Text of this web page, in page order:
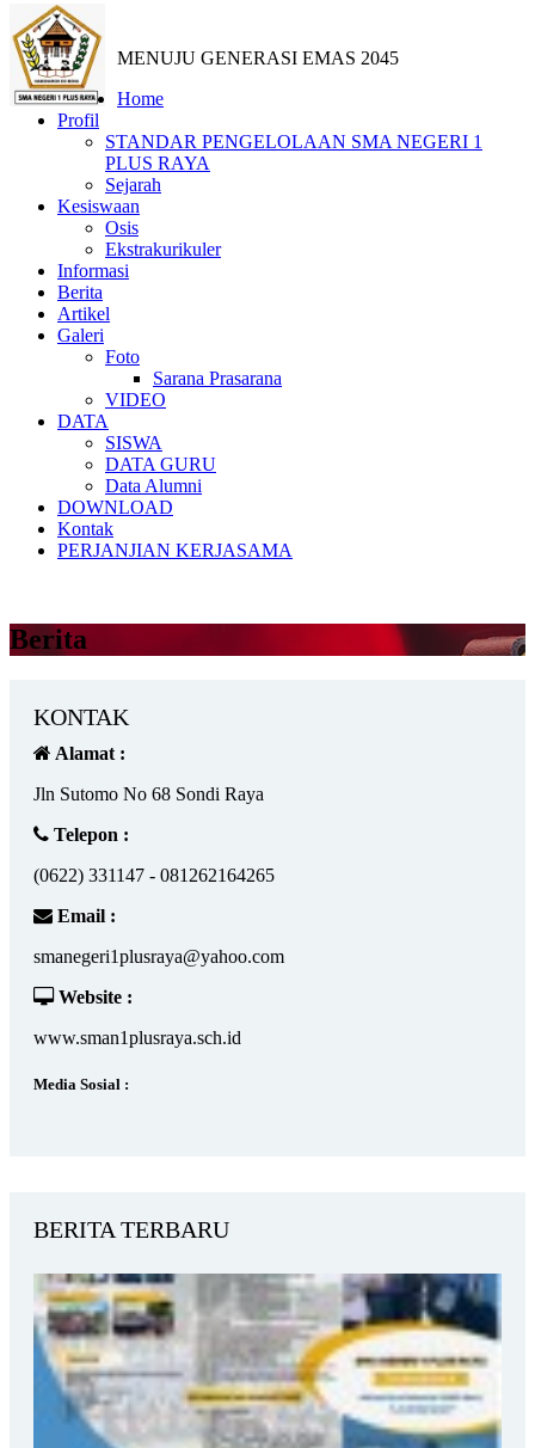
MENUJU GENERASI EMAS 2045
Home
Profil
STANDAR PENGELOLAAN SMA NEGERI 1
PLUS RAYA
Sejarah
Kesiswaan
Osis
Ekstrakurikuler
Informasi
Berita
Artikel
Galeri
Foto
Sarana Prasarana
VIDEO
DATA
SISWA
DATA GURU
Data Alumni
DOWNLOAD
Kontak
PERJANJIAN KERJASAMA
Berita
KONTAK
Alamat :
Jln Sutomo No 68 Sondi Raya
Telepon :
(0622) 331147 - 081262164265
Email :
smanegeri1plusraya@yahoo.com
Website :
www.sman1plusraya.sch.id
Media Sosial :
BERITA TERBARU